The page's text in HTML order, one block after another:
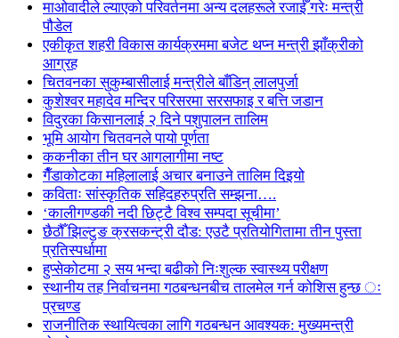
माओवादीले ल्याएको परिवर्तनमा अन्य दलहरूले रजाईँ गरेः मन्त्री
पौडेल
एकीकृत शहरी विकास कार्यक्रममा बजेट थप्न मन्त्री झाँक्रीको
आग्रह
चितवनका सुकुम्बासीलाई मन्त्रीले बाँडिन् लालपुर्जा
कुशेश्वर महादेव मन्दिर परिसरमा सरसफाइ र बत्ति जडान
विदुरका किसानलाई २ दिने पशुपालन तालिम
भूमि आयोग चितवनले पायो पूर्णता
ककनीका तीन घर आगलागीमा नष्ट
गैँडाकोटका महिलालाई अचार बनाउने तालिम दिइयो
कविताः सांस्कृतिक सहिदहरुप्रति सम्झना….
‘कालीगण्डकी नदी छिट्टै विश्व सम्पदा सूचीमा’
छैठौँ झिल्टुङ क्रसकन्ट्री दौड: एउटै प्रतियोगितामा तीन पुस्ता
प्रतिस्पर्धामा
हुप्सेकोटमा २ सय भन्दा बढीको निःशुल्क स्वास्थ्य परीक्षण
स्थानीय तह निर्वाचनमा गठबन्धनबीच तालमेल गर्न कोशिस हुन्छ ः
प्रचण्ड
राजनीतिक स्थायित्वका लागि गठबन्धन आवश्यक: मुख्यमन्त्री